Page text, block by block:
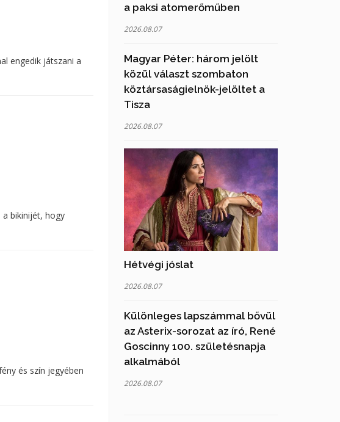
engedik játszani a
bikinijét, hogy
és szín jegyében
a paksi atomerőműben
2026.08.07
Magyar Péter: három jelölt
közül választ szombaton
köztársaságielnök-jelöltet a
Tisza
2026.08.07
Hétvégi jóslat
2026.08.07
Különleges lapszámmal bővül
az Asterix-sorozat az író, René
Goscinny 100. születésnapja
alkalmából
2026.08.07